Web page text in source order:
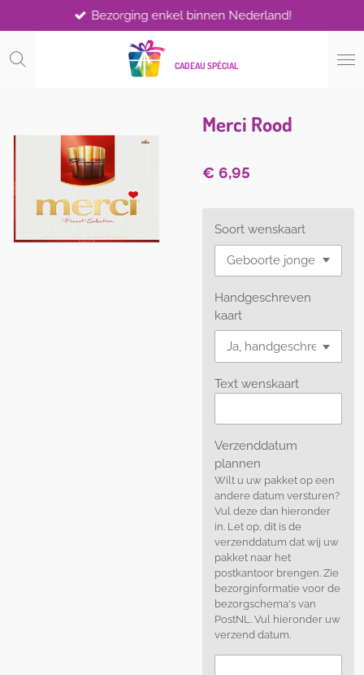
direct
naar
CADEAU SPÉCIAL
Bezorging enkel binnen Nederland!
Merci Rood
€ 6,95
Soort wenskaart
Handgeschreven
kaart
Text wenskaart
Verzenddatum
plannen
Wilt u uw pakket op een
andere datum versturen?
Vul deze dan hieronder
in. Let op, dit is de
verzenddatum dat wij uw
pakket naar het
postkantoor brengen. Zie
bezorginformatie voor de
bezorgschema's van
PostNL. Vul hieronder uw
verzend datum.